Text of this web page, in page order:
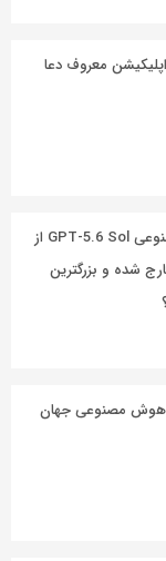
معروف دعا
فرار از قفس: آیا هوش مصنوعی GPT-5.6 Sol از
شده و بزرگترین
هوش مصنوعی جهان